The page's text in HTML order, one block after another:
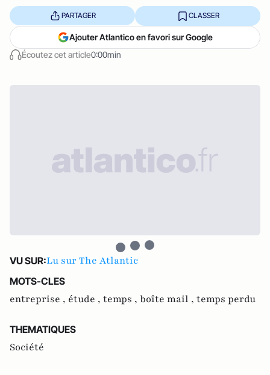
Écoutez cet article0:00min
PARTAGER CLASSER
Ajouter Atlantico en favori sur Google
VU SUR:Lu sur The Atlantic
MOTS-CLES
entreprise , étude , temps , boîte mail , temps perdu
THEMATIQUES
Société